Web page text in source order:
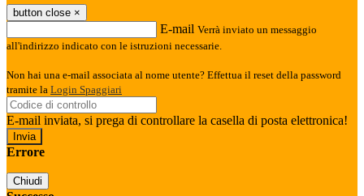
button close ×
E-mail Verrà inviato un messaggio
all'indirizzo indicato con le istruzioni necessarie.
Non hai una e-mail associata al nome utente? Effettua il reset della password
tramite la Login Spaggiari
E-mail inviata, si prega di controllare la casella di posta elettronica!
Errore
Chiudi